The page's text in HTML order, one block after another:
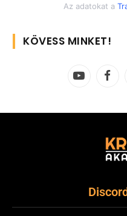
Az adatokat a
KÖVESS MINKET!
YouTube